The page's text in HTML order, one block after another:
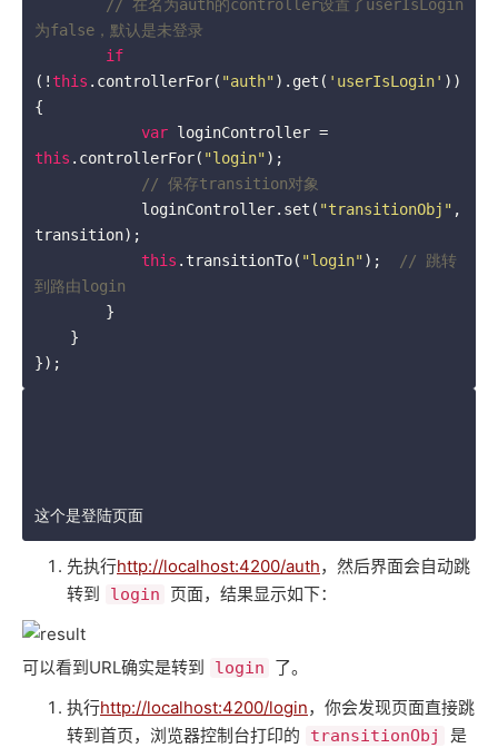
// 在名为auth的controller设置了userIsLogin
为false，默认是未登录
if
(! this .controllerFor( "auth" ).get( 'userIsLogin' ))
{
var
this .controllerFor( "login" );
// 保存transition对象
            loginController.set(
"transitionObj" ,
transition);
this .transitionTo( "login" );
// 跳转
到路由login
});
这个是登陆页面
先执行http://localhost:4200/auth，然后界面会自动跳
转到
login 页面，结果显示如下：
可以看到URL确实是转到 login
了。
执行http://localhost:4200/login，你会发现页面直接跳
转到首页，浏览器控制台打印的
transitionObj 是